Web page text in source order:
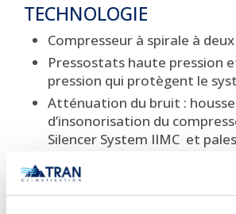
TECHNOLOGIE
Compresseur à spirale à
Pressostats haute pression
pression qui protègent le
Atténuation du bruit : housse
d’insonorisation du
Silencer System IIMC et
Déshydrateur-filtre
Outil diagnostique de